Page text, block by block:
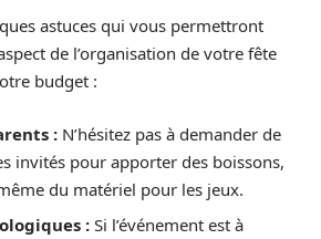
astuces qui vous permettront
de l’organisation de votre fête
budget :
: N’hésitez pas à demander de
invités pour apporter des boissons,
du matériel pour les jeux.
:Si l’événement est à